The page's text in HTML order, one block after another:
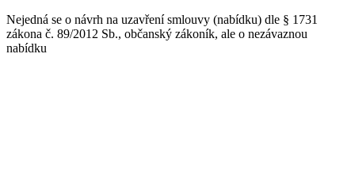
Nejedná se o návrh na uzavření smlouvy (nabídku) dle § 1731
zákona č. 89/2012 Sb., občanský zákoník, ale o nezávaznou
nabídku